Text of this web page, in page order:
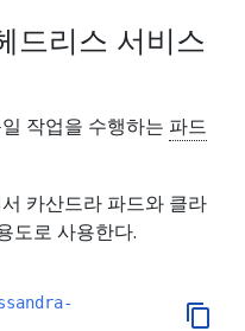
드리스 서비스
작업을 수행하는 파드
카산드라 파드와 클라
도로 사용한다.